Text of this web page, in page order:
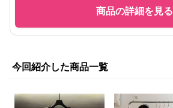
商品の詳細を見る
今回紹介した商品一覧